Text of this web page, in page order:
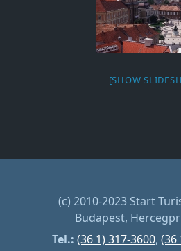
[SHOW
(c) 2010-2023 Start
Budapest,
Tel.: (36 1) 317-3600, (36